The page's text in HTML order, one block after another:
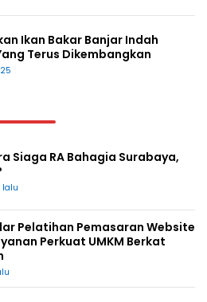
Ikan Bakar Banjar Indah
Terus Dikembangkan
Siaga RA Bahagia Surabaya,
lalu
Pelatihan Pemasaran Website
Perkuat UMKM Berkat